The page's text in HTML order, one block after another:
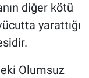
diğer kötü
yarattığı
Olumsuz